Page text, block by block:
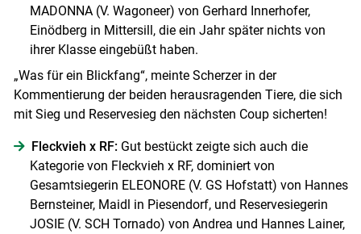
MADONNA (V. Wagoneer) von Gerhard Innerhofer,
Einödberg in Mittersill, die ein Jahr später nichts von
ihrer Klasse eingebüßt haben.
„Was für ein Blickfang“, meinte Scherzer in der
Kommentierung der beiden herausragenden Tiere, die sich
mit Sieg und Reservesieg den nächsten Coup sicherten!
Fleckvieh x RF: Gut bestückt zeigte sich auch die
Kategorie von Fleckvieh x RF, dominiert von
Gesamtsiegerin ELEONORE (V. GS Hofstatt) von Hannes
Bernsteiner, Maidl in Piesendorf, und Reservesiegerin
JOSIE (V. SCH Tornado) von Andrea und Hannes Lainer,